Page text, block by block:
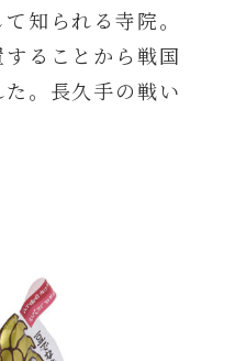
知られる寺院。
ることから戦国
。長久手の戦い